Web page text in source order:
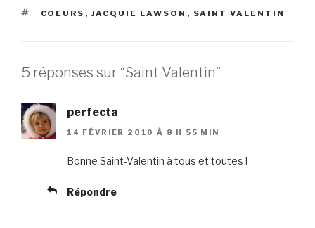
ÉTIQUETTES
COEURS , JACQUIE LAWSON , SAINT VALENTIN
5 réponses sur “Saint Valentin”
perfecta
14 FÉVRIER 2010 À 8 H 55 MIN
Bonne Saint-Valentin à tous et toutes !
Répondre